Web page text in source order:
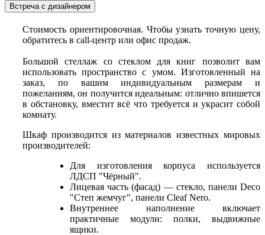
Встреча с дизайнером
Стоимость ориентировочная. Чтобы узнать точную цену,
обратитесь в call-центр или офис продаж.
Большой стеллаж со стеклом для книг позволит вам
использовать пространство с умом. Изготовленный на
заказ, по вашим индивидуальным размерам и
пожеланиям, он получится идеальным: отлично впишется
в обстановку, вместит всё что требуется и украсит собой
комнату.
Шкаф производится из материалов известных мировых
производителей:
Для изготовления корпуса используется
ЛДСП "Чёрный".
Лицевая часть (фасад) — стекло, панели Deco
"Степ жемчуг", панели Cleaf Nero.
Внутреннее наполнение включает
практичные модули: полки, выдвижные
ящики.